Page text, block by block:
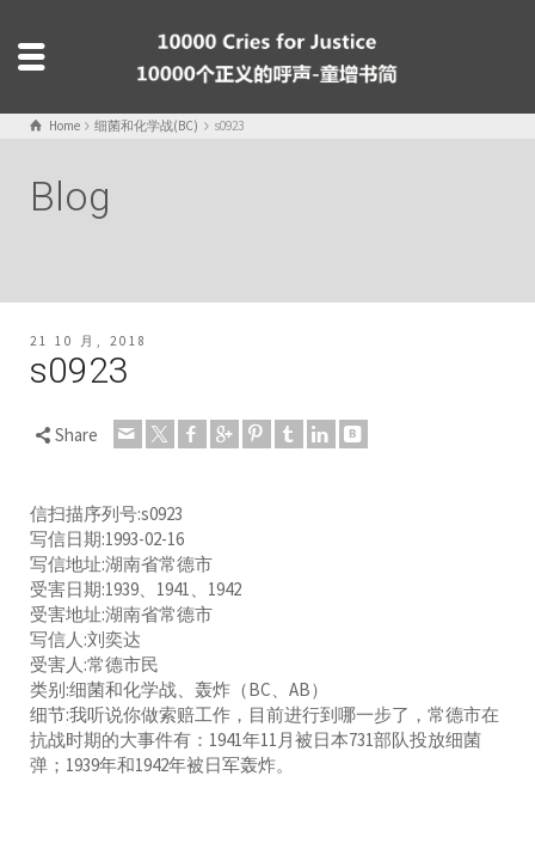
Home 细菌和化学战(BC) s0923
Blog
21 10 月, 2018
s0923
Share
信扫描序列号:s0923
写信日期:1993-02-16
写信地址:湖南省常德市
受害日期:1939、1941、1942
受害地址:湖南省常德市
写信人:刘奕达
受害人:常德市民
类别:细菌和化学战、轰炸（BC、AB）
细节:我听说你做索赔工作，目前进行到哪一步了，常德市在
抗战时期的大事件有：1941年11月被日本731部队投放细菌
弹；1939年和1942年被日军轰炸。